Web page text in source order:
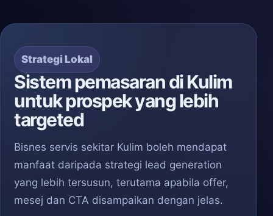
Strategi Lokal
Sistem pemasaran di Kulim
untuk prospek yang lebih
targeted
Bisnes servis sekitar Kulim boleh mendapat
manfaat daripada strategi lead generation
yang lebih tersusun, terutama apabila offer,
mesej dan CTA disampaikan dengan jelas.